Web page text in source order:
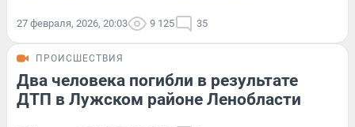
27 февраля, 2026, 20:03 9 125 35
ПРОИСШЕСТВИЯ
Два человека погибли в результате
ДТП в Лужском районе Ленобласти